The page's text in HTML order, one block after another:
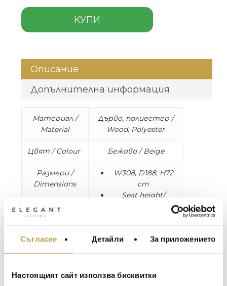
Съгласие Детайли За приложението
Настоящият сайт използва бисквитки
КУПИ
Описание
Допълнителна информация
Материал /
Material
Дърво, полиестер /
Wood, Polyester
Цвят / Colour Бежово / Beige
Размери /
Dimensions
W308, D188, H72
cm
Seat height/
седалката: 42 cm
Дълбочина на
kg
МЕБЕЛИ ЗА ДОМА И